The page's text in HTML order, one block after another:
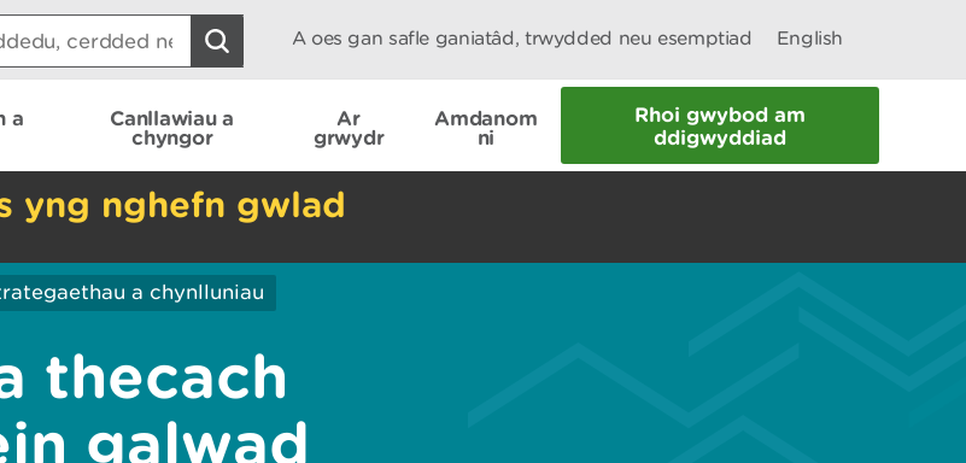
A oes gan safle ganiatâd, trwydded neu esemptiad English
a
Canllawiau a
chyngor
Ar
grwydr
Amdanom
ni
Rhoi gwybod am
ddigwyddiad
yng nghefn gwlad
a chynlluniau
thecach
galwad